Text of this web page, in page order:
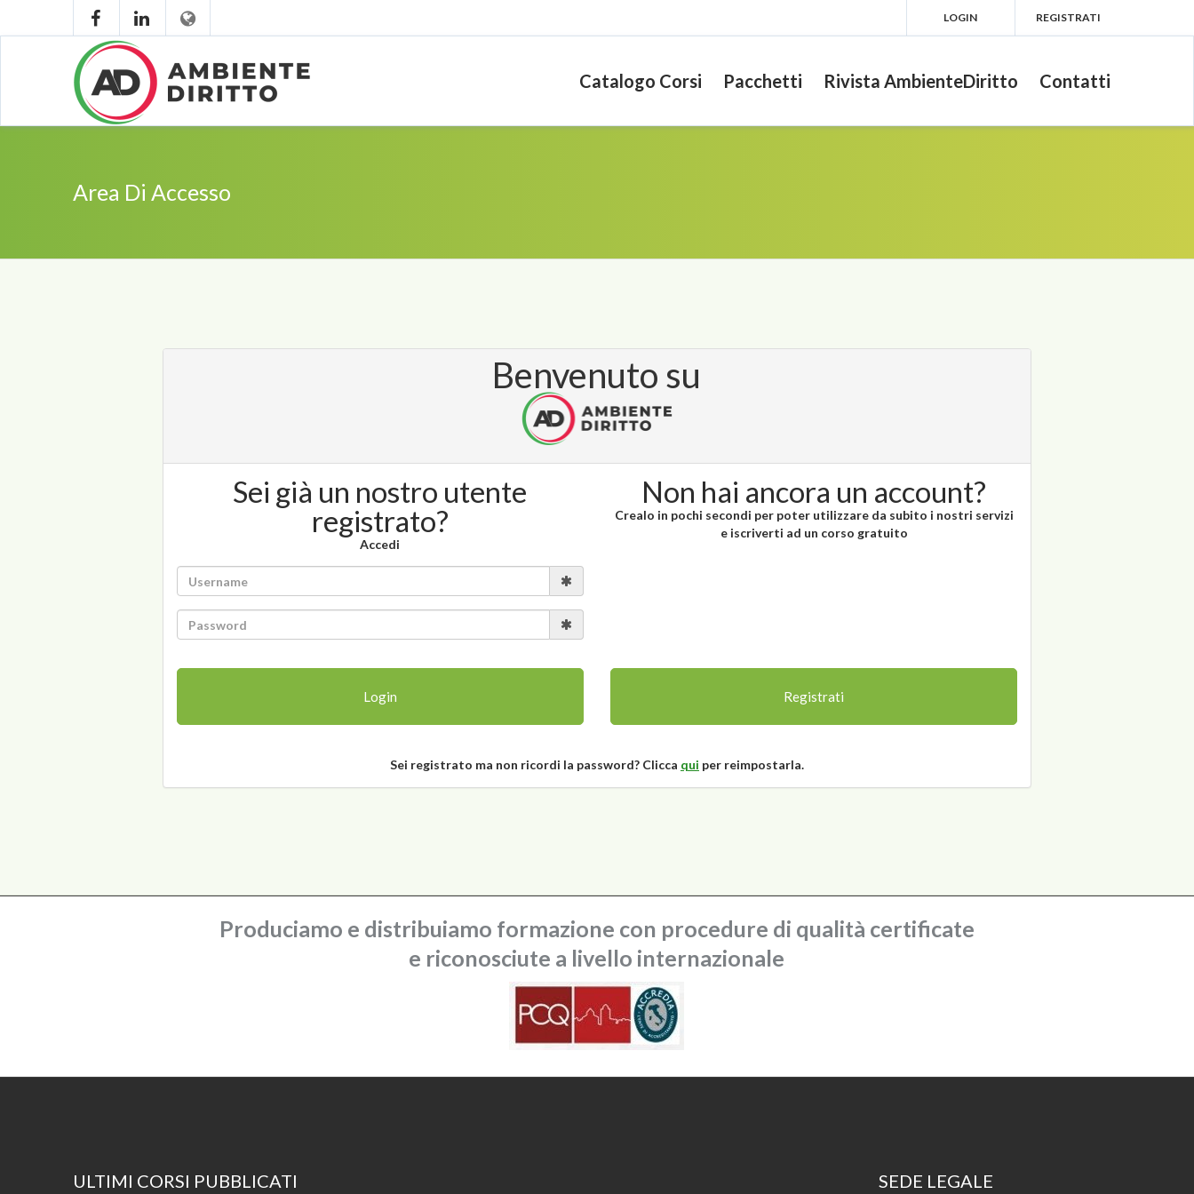
LOGIN REGISTRATI
Catalogo Corsi Pacchetti Rivista AmbienteDiritto Contatti
Area Di Accesso
Benvenuto su
Sei già un nostro utente
registrato?
Accedi
Login
Non hai ancora un account?
Crealo in pochi secondi per poter utilizzare da subito i nostri servizi
e iscriverti ad un corso gratuito
Registrati
Sei registrato ma non ricordi la password? Clicca qui per reimpostarla.
Produciamo e distribuiamo formazione con procedure di qualità certificate
e riconosciute a livello internazionale
ULTIMI CORSI PUBBLICATI SEDE LEGALE